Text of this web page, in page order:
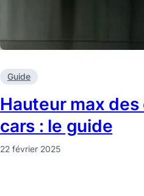
Guide
Hauteur max des
cars : le guide
22 février 2025